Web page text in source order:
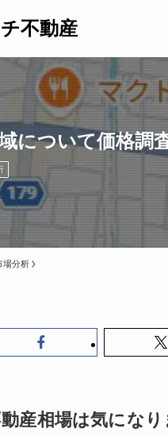
不動産
について価格調
場分析
産相場は気になり